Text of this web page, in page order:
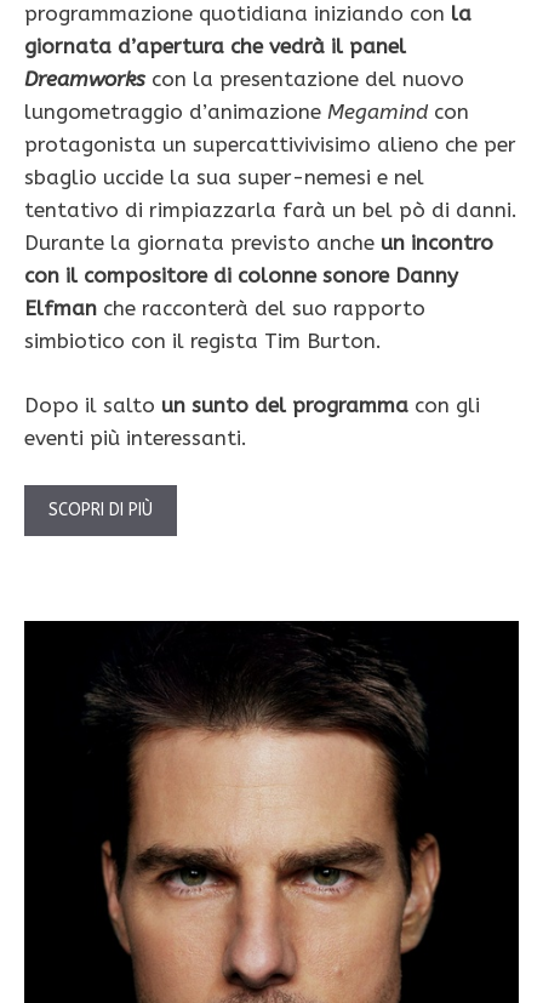
programmazione quotidiana iniziando con la
giornata d’apertura che vedrà il panel
Dreamworks con la presentazione del nuovo
lungometraggio d’animazione Megamind con
protagonista un supercattivivisimo alieno che per
sbaglio uccide la sua super-nemesi e nel
tentativo di rimpiazzarla farà un bel pò di danni.
Durante la giornata previsto anche un incontro
con il compositore di colonne sonore Danny
Elfman che racconterà del suo rapporto
simbiotico con il regista Tim Burton.
Dopo il salto un sunto del programma con gli
eventi più interessanti.
SCOPRI DI PIÙ